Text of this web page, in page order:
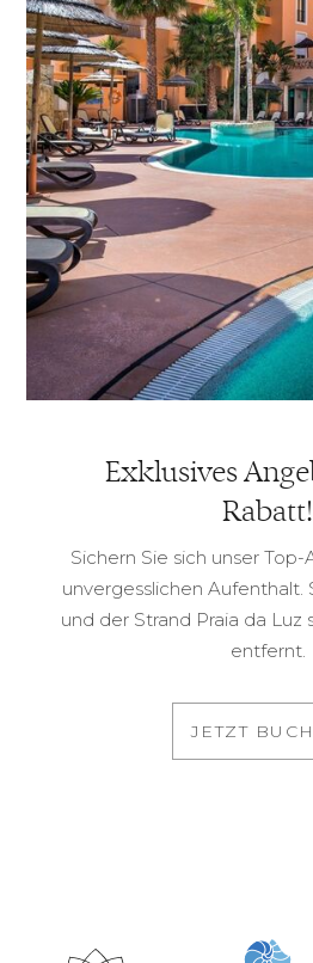
Exklusives
Rabatt!
Sichern Sie sich unser
unvergesslichen Aufenthalt.
und der Strand Praia da Luz
entfernt.
JETZT